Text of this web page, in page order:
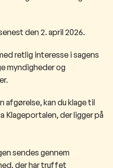
den 2. april 2026.
retlig interesse i sagens
myndigheder og
afgørelse, kan du klage til
Klageportalen, der ligger på
sendes gennem
der har truffet